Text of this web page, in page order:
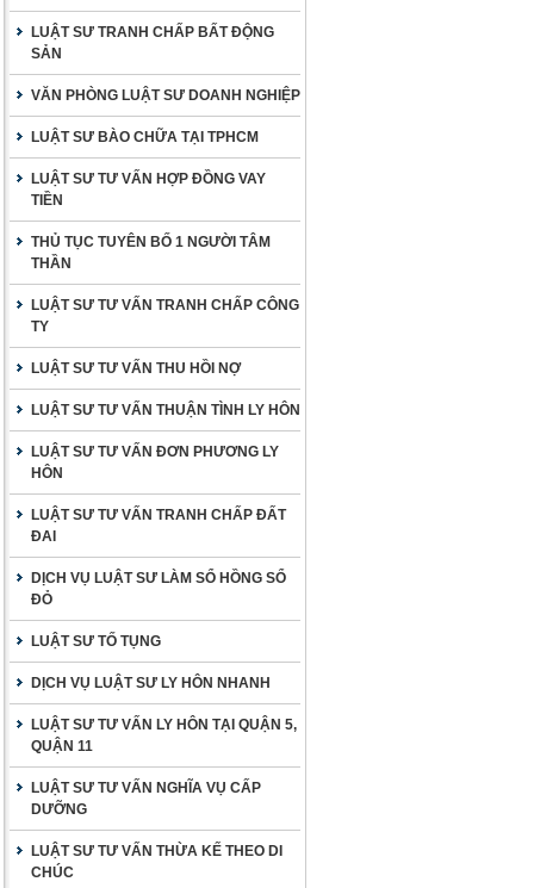
LUẬT SƯ TRANH CHẤP BẤT ĐỘNG
SẢN
VĂN PHÒNG LUẬT SƯ DOANH NGHIỆP
LUẬT SƯ BÀO CHỮA TẠI TPHCM
LUẬT SƯ TƯ VẤN HỢP ĐỒNG VAY
TIỀN
THỦ TỤC TUYÊN BỐ 1 NGƯỜI TÂM
THẦN
LUẬT SƯ TƯ VẤN TRANH CHẤP CÔNG
TY
LUẬT SƯ TƯ VẤN THU HỒI NỢ
LUẬT SƯ TƯ VẤN THUẬN TÌNH LY HÔN
LUẬT SƯ TƯ VẤN ĐƠN PHƯƠNG LY
HÔN
LUẬT SƯ TƯ VẤN TRANH CHẤP ĐẤT
ĐAI
DỊCH VỤ LUẬT SƯ LÀM SỔ HỒNG SỔ
ĐỎ
LUẬT SƯ TỐ TỤNG
DỊCH VỤ LUẬT SƯ LY HÔN NHANH
LUẬT SƯ TƯ VẤN LY HÔN TẠI QUẬN 5,
QUẬN 11
LUẬT SƯ TƯ VẤN NGHĨA VỤ CẤP
DƯỠNG
LUẬT SƯ TƯ VẤN THỪA KẾ THEO DI
CHÚC